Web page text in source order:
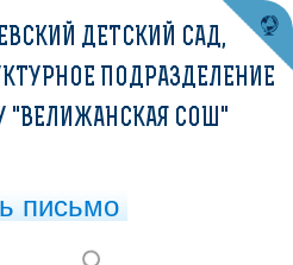
ДЕТСКИЙ САД,
ПОДРАЗДЕЛЕНИЕ
"ВЕЛИЖАНСКАЯ СОШ"
письмо